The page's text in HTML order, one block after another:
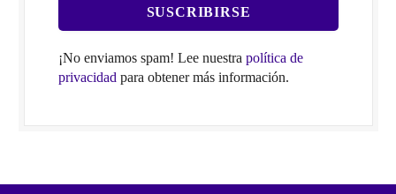
¡No enviamos spam! Lee nuestra política de
privacidad para obtener más información.